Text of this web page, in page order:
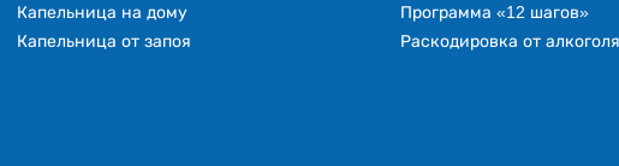
Капельница на дому
Капельница от запоя
Программа «12 шагов»
Раскодировка от алкоголя